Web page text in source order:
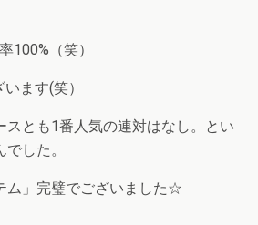
100%（笑）
ます(笑）
スとも1番人気の連対はなし。とい
した。
ム」完璧でございました☆